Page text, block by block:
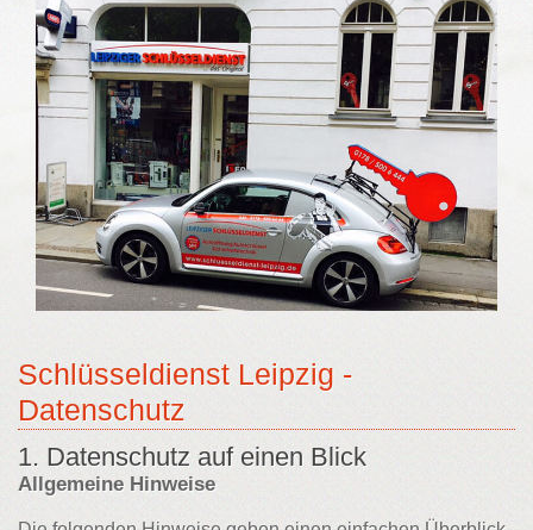
Schlüsseldienst Leipzig -
Datenschutz
1. Datenschutz auf einen Blick
Allgemeine Hinweise